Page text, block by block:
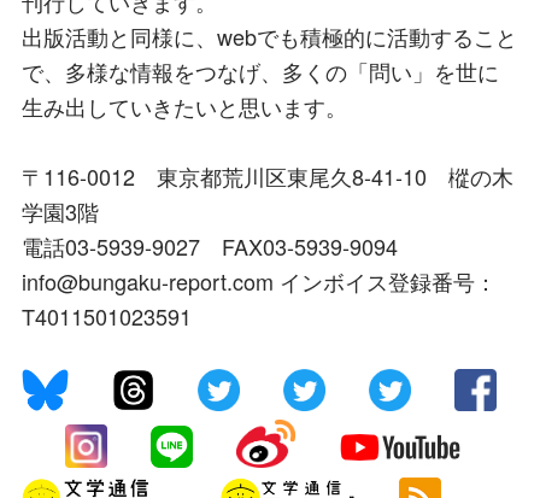
出版活動と同様に、webでも積極的に活動すること
で、多様な情報をつなげ、多くの「問い」を世に
生み出していきたいと思います。
〒116-0012 東京都荒川区東尾久8-41-10 樅の木
学園3階
電話03-5939-9027 FAX03-5939-9094
info@bungaku-report.com インボイス登録番号：
T4011501023591